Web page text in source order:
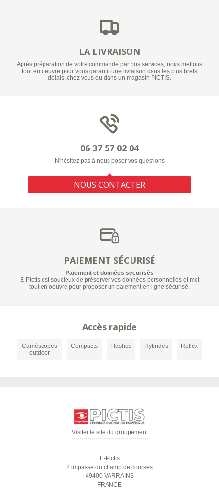
LA LIVRAISON
Après préparation de votre commande par nos services, nous mettons
tout en oeuvre pour vous garantir une livraison dans les plus brefs
délais, chez vous ou dans un magasin PICTIS.
06 37 57 02 04
N'hésitez pas à nous poser vos questions
NOUS CONTACTER
PAIEMENT SÉCURISÉ
Paiement et données sécurisés
E-Pictis est soucieux de préserver vos données personnelles et met
tout en oeuvre pour proposer un paiement en ligne sécurisé.
Accès rapide
Caméscopes
outdoor
Compacts Flashes Hybrides Reflex
Visiter le site du groupement
E-Pictis
2 impasse du champ de courses
49400 VARRAINS
FRANCE